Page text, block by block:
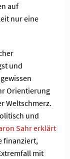
auf
nur eine
und
Orientierung
Weltschmerz.
und
Sahr erklärt
finanziert,
mit